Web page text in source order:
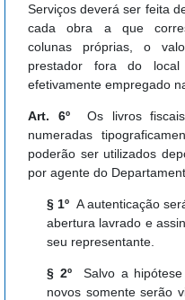
Serviços deverá ser feita
cada obra a que
colunas próprias, o
prestador fora do
efetivamente empregado
Art. 6º Os livros
numeradas
poderão ser utilizados
por agente do
§ 1ºA autenticação
abertura lavrado e
seu representante.
§ 2º Salvo a
novos somente serão